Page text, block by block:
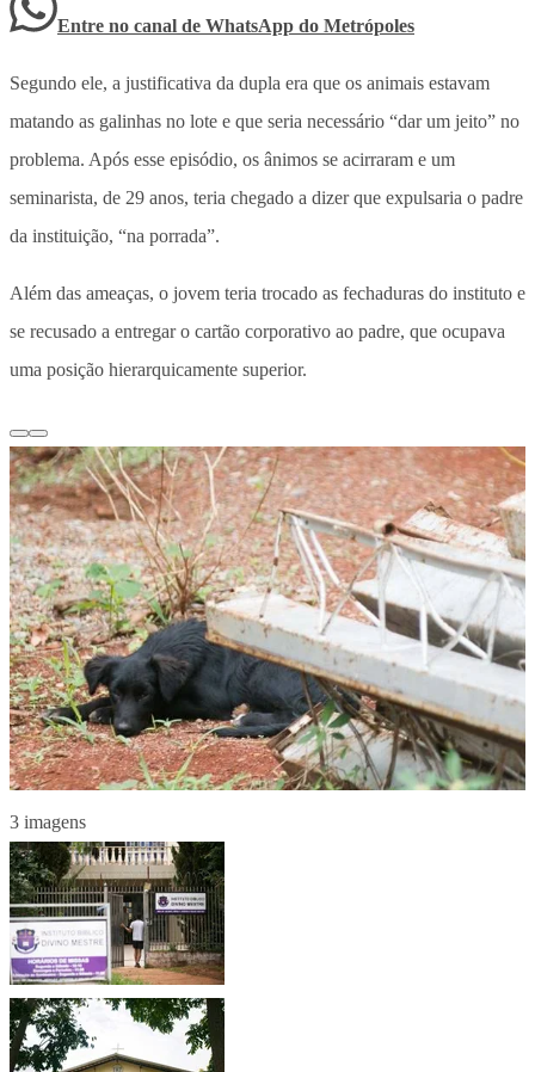
Entre no canal de WhatsApp do Metrópoles
Segundo ele, a justificativa da dupla era que os animais estavam
matando as galinhas no lote e que seria necessário “dar um jeito” no
problema. Após esse episódio, os ânimos se acirraram e um
seminarista, de 29 anos, teria chegado a dizer que expulsaria o padre
da instituição, “na porrada”.
Além das ameaças, o jovem teria trocado as fechaduras do instituto e
se recusado a entregar o cartão corporativo ao padre, que ocupava
uma posição hierarquicamente superior.
3 imagens